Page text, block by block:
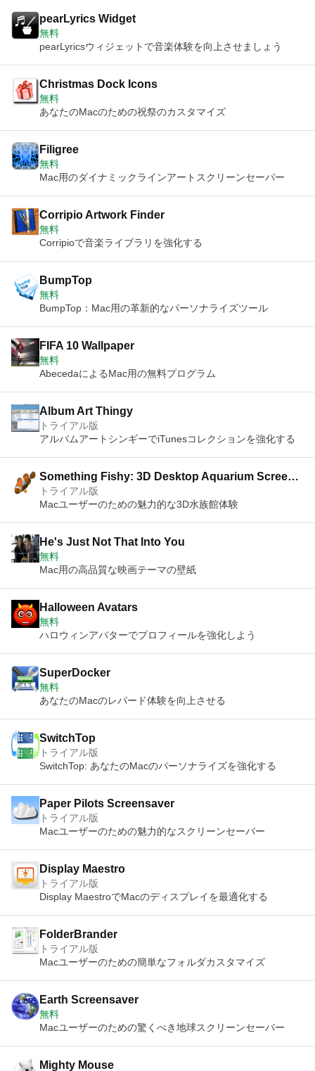
pearLyrics Widget
無料
pearLyricsウィジェットで音楽体験を向上させましょう
Christmas Dock Icons
無料
あなたのMacのための祝祭のカスタマイズ
Filigree
無料
Mac用のダイナミックラインアートスクリーンセーバー
Corripio Artwork Finder
無料
Corripioで音楽ライブラリを強化する
BumpTop
無料
BumpTop：Mac用の革新的なパーソナライズツール
FIFA 10 Wallpaper
無料
AbecedaによるMac用の無料プログラム
Album Art Thingy
トライアル版
アルバムアートシンギーでiTunesコレクションを強化する
Something Fishy: 3D Desktop Aquarium Screen
Saver
トライアル版
Macユーザーのための魅力的な3D水族館体験
He's Just Not That Into You
無料
Mac用の高品質な映画テーマの壁紙
Halloween Avatars
無料
ハロウィンアバターでプロフィールを強化しよう
SuperDocker
無料
あなたのMacのレパード体験を向上させる
SwitchTop
トライアル版
SwitchTop: あなたのMacのパーソナライズを強化する
Paper Pilots Screensaver
トライアル版
Macユーザーのための魅力的なスクリーンセーバー
Display Maestro
トライアル版
Display MaestroでMacのディスプレイを最適化する
FolderBrander
トライアル版
Macユーザーのための簡単なフォルダカスタマイズ
Earth Screensaver
無料
Macユーザーのための驚くべき地球スクリーンセーバー
Mighty Mouse